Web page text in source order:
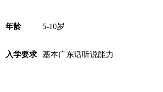
年龄 5-10岁
入学要求 基本广东话听说能力